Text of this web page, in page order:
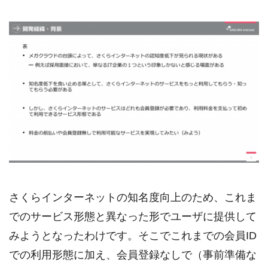
さくらインターネットの知名度向上のため、これま
でのサービス形態と異なった形でユーザに提供して
みようとなったわけです。そこでこれまでの会員ID
での利用形態に加え、会員登録なしで（事前準備な